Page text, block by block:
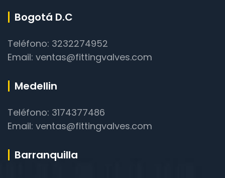
Bogotá D.C
Teléfono: 3232274952
Email: ventas@fittingvalves.com
Medellin
Teléfono: 3174377486
Email: ventas@fittingvalves.com
Barranquilla